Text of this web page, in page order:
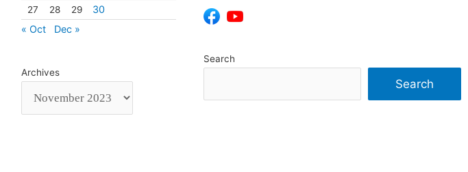
27
28 29
30
« Oct
Dec »
Archives
Search
Search